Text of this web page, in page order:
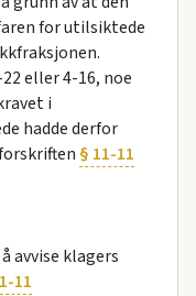
for utilsiktede
eller 4-16, noe
i
hadde derfor
§ 11-11
avvise klagers
11